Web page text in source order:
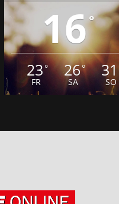
16°
23°
FR
26°
SA
31
SO